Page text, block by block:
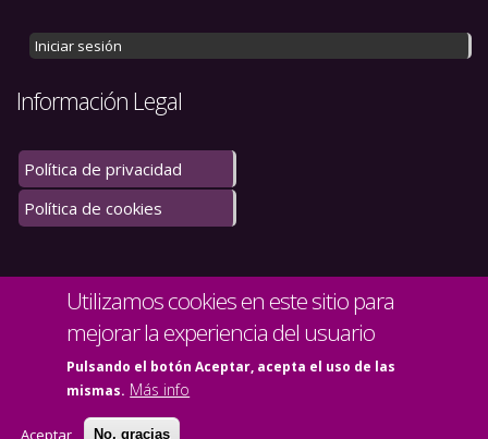
Iniciar sesión
Información Legal
Política de privacidad
Política de cookies
© Copyright 2020. Todos los derechos reservados.
Utilizamos cookies en este sitio para
mejorar la experiencia del usuario
Pulsando el botón Aceptar, acepta el uso de las
mismas. Más info
Aceptar No, gracias